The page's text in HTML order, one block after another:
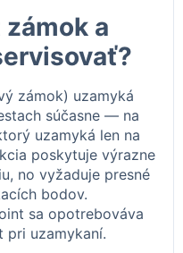
a
zámok) uzamyká
súčasne — na
uzamyká len na
poskytuje výrazne
no vyžaduje presné
bodov.
sa opotrebováva
pri uzamykaní.